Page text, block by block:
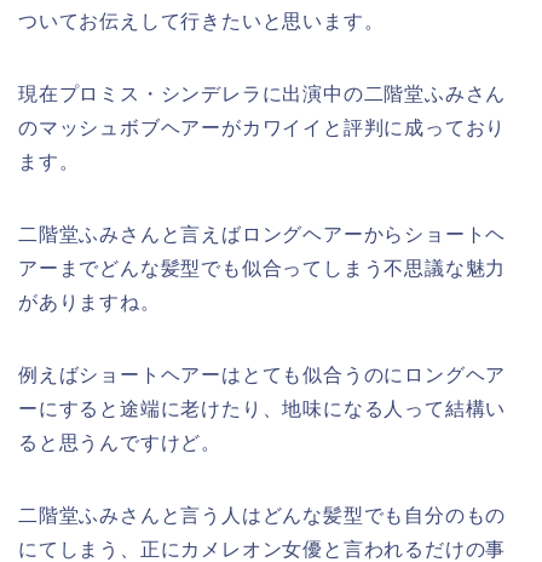
ついてお伝えして行きたいと思います。
現在プロミス・シンデレラに出演中の二階堂ふみさん
のマッシュボブヘアーがカワイイと評判に成っており
ます。
二階堂ふみさんと言えばロングヘアーからショートヘ
アーまでどんな髪型でも似合ってしまう不思議な魅力
がありますね。
例えばショートヘアーはとても似合うのにロングヘア
ーにすると途端に老けたり、地味になる人って結構い
ると思うんですけど。
二階堂ふみさんと言う人はどんな髪型でも自分のもの
にてしまう、正にカメレオン女優と言われるだけの事